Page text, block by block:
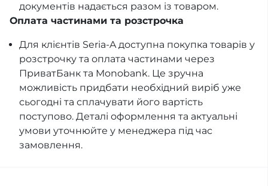
документів надається разом із товаром.
Оплата частинами та розстрочка
Для клієнтів Seria-A доступна покупка товарів у
розстрочку та оплата частинами через
ПриватБанк та Monobank. Це зручна
можливість придбати необхідний виріб уже
сьогодні та сплачувати його вартість
поступово. Деталі оформлення та актуальні
умови уточнюйте у менеджера під час
замовлення.